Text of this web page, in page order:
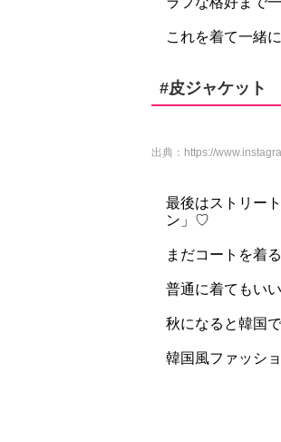
これを着て一緒
#皮ジャケット
出典： https://
最後はストリー
ン」♡
まだコートを着
普通に着てもい
秋になると韓国
韓国風ファッシ